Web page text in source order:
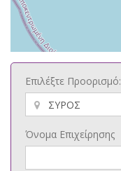
Επιλέξτε Προορισμό:
Όνομα Επιχείρησης